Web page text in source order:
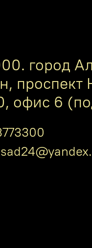
город
проспект
офис 6